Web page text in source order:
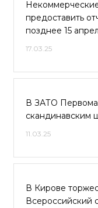
предоставить
позднее 15
17.03.25
В ЗАТО
скандинавским
11.03.25
В Кирове
Всероссийский